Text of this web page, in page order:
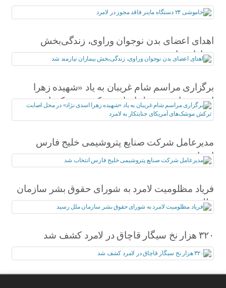
اهدای اعضای بدن نوجوان وراوی، زندگی‌بخش
بیماران نیازمند شد
برگزاری مراسم شام غریبان به یاد «شهیده زهرا
اسدی نژاد» در محل اصابت ترکش موشک‌های
آمریکای جنایتکار به لامرد
مدیرعامل شرکت صنایع پتروشیمی خلیج فارس
انتخاب شد
فریاد مظلومیت لامرد به شورای حقوق بشر سازمان
ملل رسید
۳۲۰ هزار نخ سیگار قاچاق در لامرد کشف شد